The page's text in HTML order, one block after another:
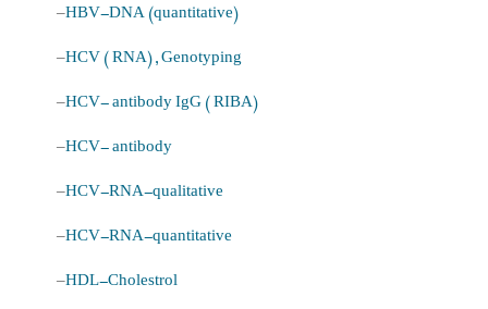
–HBV-DNA (quantitative)
–HCV ( RNA) , Genotyping
–HCV- antibody IgG ( RIBA)
–HCV- antibody
–HCV-RNA-qualitative
–HCV-RNA-quantitative
–HDL-Cholestrol